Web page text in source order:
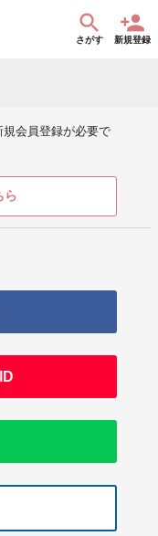
さがす 新規登録
会員登録が必要で
ら